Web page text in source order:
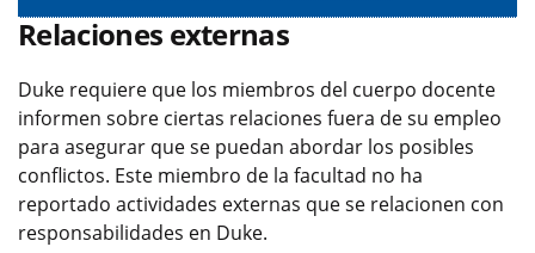
Relaciones externas
Duke requiere que los miembros del cuerpo docente
informen sobre ciertas relaciones fuera de su empleo
para asegurar que se puedan abordar los posibles
conflictos. Este miembro de la facultad no ha
reportado actividades externas que se relacionen con
responsabilidades en Duke.